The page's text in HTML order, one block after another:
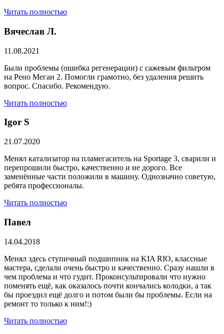
Читать полностью
Вячеслав Л.
11.08.2021
Были проблемы (ошибка регенерации) с сажевым фильтром
на Рено Меган 2. Помогли грамотно, без удаления решить
вопрос. Спасибо. Рекомендую.
Читать полностью
​Igor S
21.07.2020
Менял катализатор на пламегаситель на Sportage 3, сварили и
перепрошили быстро, качественно и не дорого. Все
заменённые части положили в машину. Однозначно советую,
ребята профессионалы.
Читать полностью
Павел
14.04.2018
Менял здесь ступичный подшипник на KIA RIO, классные
мастера, сделали очень быстро и качественно. Сразу нашли в
чем проблема и что гудит. Проконсультировали что нужно
поменять ещё, как оказалось почти кончались колодки, а так
бы проездил ещё долго и потом были бы проблемы. Если на
ремонт то только к ним!:)
Читать полностью